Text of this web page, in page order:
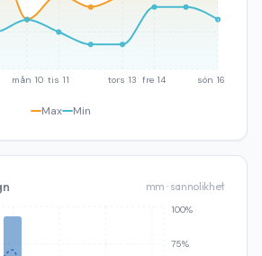
mån 10 tis 11 tors 13 fre 14 sön 16
Max Min
mm · sannolikhet
75%
100%